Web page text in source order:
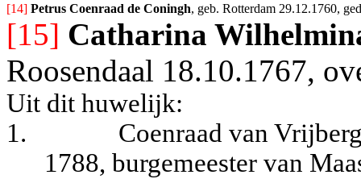
[14] Petrus Coenraad de Coningh, geb. Rotterdam 29.12.1760,
[15] Catharina
Roosendaal 18.10.1767,
Uit dit huwelijk:
1.
Coenraad van
1788, burgemeester van